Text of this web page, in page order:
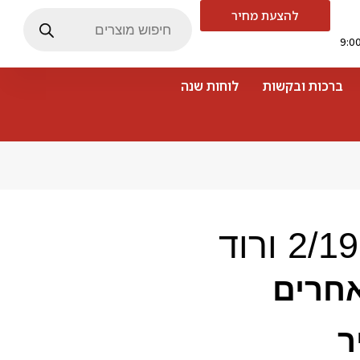
להצעת מחיר
ברכות ובקשות לוחות שנה